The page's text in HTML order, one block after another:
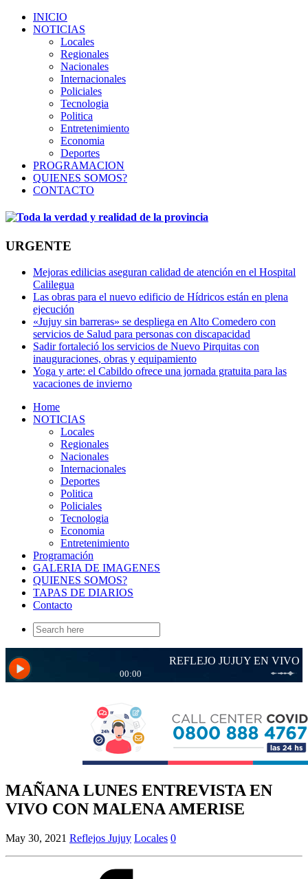
INICIO
NOTICIAS
Locales
Regionales
Nacionales
Internacionales
Policiales
Tecnologia
Politica
Entretenimiento
Economia
Deportes
PROGRAMACION
QUIENES SOMOS?
CONTACTO
URGENTE
Mejoras edilicias aseguran calidad de atención en el Hospital
Calilegua
Las obras para el nuevo edificio de Hídricos están en plena
ejecución
«Jujuy sin barreras» se despliega en Alto Comedero con
servicios de Salud para personas con discapacidad
Sadir fortaleció los servicios de Nuevo Pirquitas con
inauguraciones, obras y equipamiento
Yoga y arte: el Cabildo ofrece una jornada gratuita para las
vacaciones de invierno
Home
NOTICIAS
Locales
Regionales
Nacionales
Internacionales
Deportes
Politica
Policiales
Tecnologia
Economia
Entretenimiento
Programación
GALERIA DE IMAGENES
QUIENES SOMOS?
TAPAS DE DIARIOS
Contacto
Search
for:
MAÑANA LUNES ENTREVISTA EN
VIVO CON MALENA AMERISE
May 30, 2021 Reflejos Jujuy Locales 0